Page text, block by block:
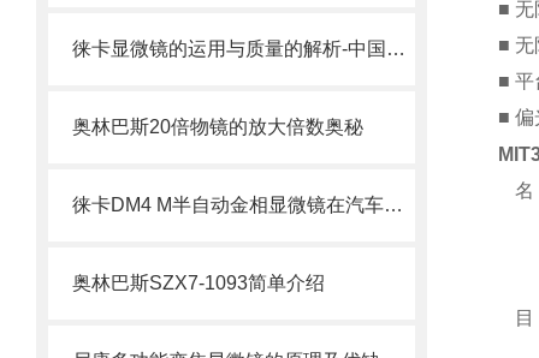
徕卡显微镜的运用与质量的解析-中国徕卡显微镜经销商
奥林巴斯20倍物镜的放大倍数奥秘
徕卡DM4 M半自动金相显微镜在汽车制造行业广泛运用
奥林巴斯SZX7-1093简单介绍
■ 无
■ 无
■ 平
■ 偏